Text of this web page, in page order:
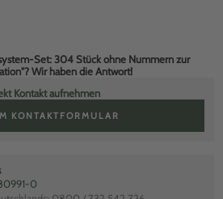
Set: 304 Stück ohne Nummern zur
Wir haben die Antwort!
Kontakt aufnehmen
KONTAKTFORMULAR
0